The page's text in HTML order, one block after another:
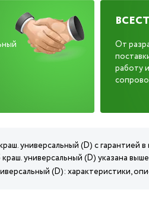
От
работу
универсальный (D) с гарантией
универсальный (D) указана
(D): характеристики,